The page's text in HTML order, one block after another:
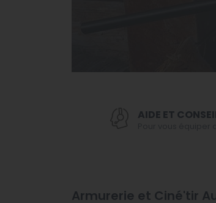
AIDE ET
Armurerie et Ciné'tir